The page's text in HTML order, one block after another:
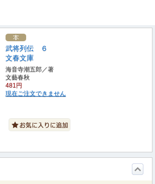
武将列伝 ６
文春文庫
海音寺潮五郎／著
文藝春秋
481円
現在ご注文できません